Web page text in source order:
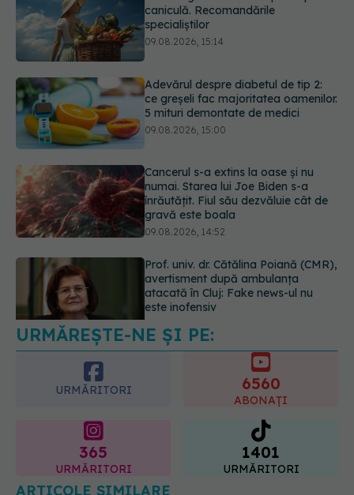
Adevărul despre diabetul de tip 2:
ce greșeli fac majoritatea oamenilor.
5 mituri demontate de medici
Cancerul s-a extins la oase și nu
numai. Starea lui Joe Biden s-a
înrăutățit. Fiul său dezvăluie cât de
gravă este boala
Prof. univ. dr. Cătălina Poiană (CMR),
avertisment după ambulanța
atacată în Cluj: Fake news-ul nu
este inofensiv
Greșeala periculoasă făcută de
bolnavii de rinichi în timpul caniculei
09.08.2026, 16:00
URMĂREȘTE-NE ȘI PE:
URMĂRITORI
365 1401
URMĂRITORI
ARTICOLE SIMILARE